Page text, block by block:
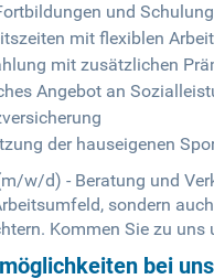
und
mit flexiblen
mit zusätzlichen
Angebot an
der hauseigenen
w/d) - Beratung und
sondern
Kommen Sie zu
bei uns